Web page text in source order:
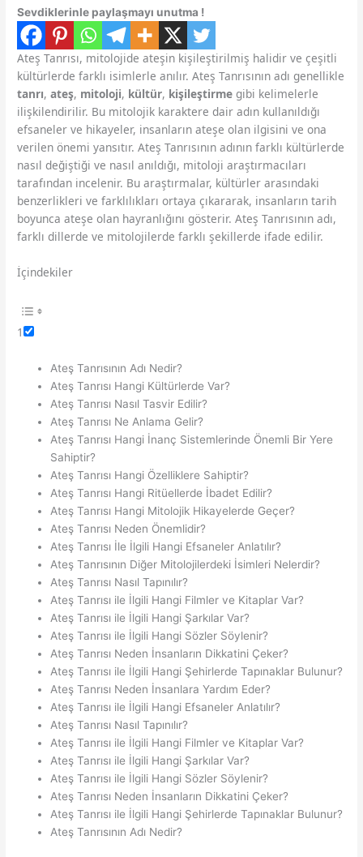
Sevdiklerinle paylaşmayı unutma !
Ateş Tanrısı, mitolojide ateşin kişileştirilmiş halidir ve çeşitli
kültürlerde farklı isimlerle anılır. Ateş Tanrısının adı genellikle
tanrı,ateş, mitoloji, kültür, kişileştirme gibi kelimelerle
ilişkilendirilir. Bu mitolojik karaktere dair adın kullanıldığı
efsaneler ve hikayeler, insanların ateşe olan ilgisini ve ona
verilen önemi yansıtır. Ateş Tanrısının adının farklı kültürlerde
nasıl değiştiği ve nasıl anıldığı, mitoloji araştırmacıları
tarafından incelenir. Bu araştırmalar, kültürler arasındaki
benzerlikleri ve farklılıkları ortaya çıkararak, insanların tarih
boyunca ateşe olan hayranlığını gösterir. Ateş Tanrısının adı,
farklı dillerde ve mitolojilerde farklı şekillerde ifade edilir.
İçindekiler
1
Ateş Tanrısının Adı Nedir?
Ateş Tanrısı Hangi Kültürlerde Var?
Ateş Tanrısı Nasıl Tasvir Edilir?
Ateş Tanrısı Ne Anlama Gelir?
Ateş Tanrısı Hangi İnanç Sistemlerinde Önemli Bir Yere
Sahiptir?
Ateş Tanrısı Hangi Özelliklere Sahiptir?
Ateş Tanrısı Hangi Ritüellerde İbadet Edilir?
Ateş Tanrısı Hangi Mitolojik Hikayelerde Geçer?
Ateş Tanrısı Neden Önemlidir?
Ateş Tanrısı İle İlgili Hangi Efsaneler Anlatılır?
Ateş Tanrısının Diğer Mitolojilerdeki İsimleri Nelerdir?
Ateş Tanrısı Nasıl Tapınılır?
Ateş Tanrısı ile İlgili Hangi Filmler ve Kitaplar Var?
Ateş Tanrısı ile İlgili Hangi Şarkılar Var?
Ateş Tanrısı ile İlgili Hangi Sözler Söylenir?
Ateş Tanrısı Neden İnsanların Dikkatini Çeker?
Ateş Tanrısı ile İlgili Hangi Şehirlerde Tapınaklar Bulunur?
Ateş Tanrısı Neden İnsanlara Yardım Eder?
Ateş Tanrısı ile İlgili Hangi Efsaneler Anlatılır?
Ateş Tanrısı Nasıl Tapınılır?
Ateş Tanrısı ile İlgili Hangi Filmler ve Kitaplar Var?
Ateş Tanrısı ile İlgili Hangi Şarkılar Var?
Ateş Tanrısı ile İlgili Hangi Sözler Söylenir?
Ateş Tanrısı Neden İnsanların Dikkatini Çeker?
Ateş Tanrısı ile İlgili Hangi Şehirlerde Tapınaklar Bulunur?
Ateş Tanrısının Adı Nedir?